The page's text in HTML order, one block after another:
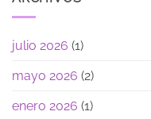
julio 2026 (1)
mayo 2026 (2)
enero 2026 (1)